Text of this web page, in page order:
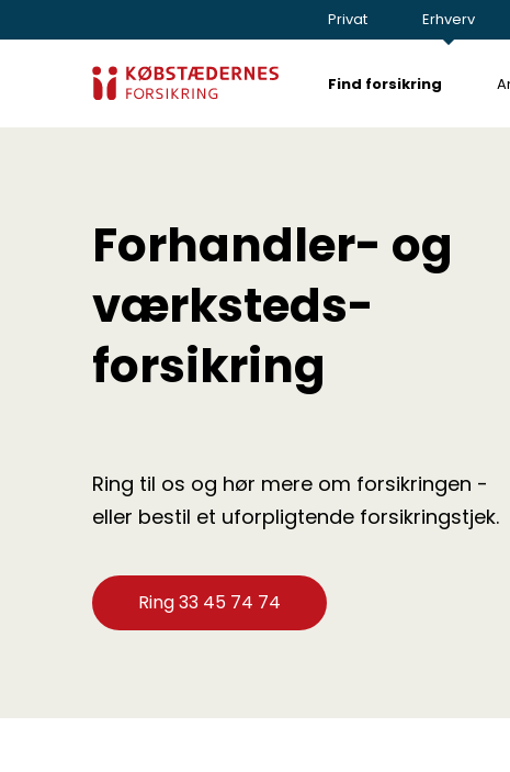
Privat Erhverv
Find forsikring
Forhandler- og
værksteds­
forsikring
Ring til os og hør mere om forsikringen -
eller bestil et uforpligtende forsikringstjek.
Ring 33 45 74 74